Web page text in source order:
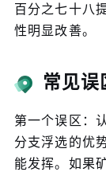
百分之七十八
性明显改善。
常见误
第一个误区：
分支浮选的优
能发挥。如果